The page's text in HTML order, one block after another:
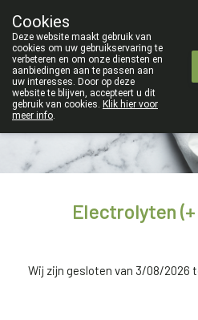
09 228 32 36
Wij zijn gesloten van 3/08/2026
Electrolyten
Cookies
Deze website maakt gebruik van
cookies om uw gebruikservaring te
verbeteren en om onze diensten en
aanbiedingen aan te passen aan
uw interesses. Door op deze
website te blijven, accepteert u dit
gebruik van cookies. Klik hier voor
meer info.